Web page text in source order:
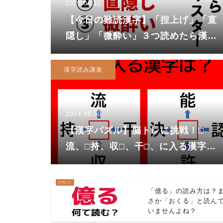
2022.06.11
【今日の難読漢字】「捏上げ」「直
隠し」「微酔い」３つ読めたら漢字
マスター！でも（ねあげ）と読んで
しまったら・・・
漢字読み講座
2024.06.30
【漢字パズル】脳トレに挑戦！□
流、□持、収□、干□、に入る漢字
は？
「億る」の読み方は？
さか「おくる」と読ん
いませんよね？